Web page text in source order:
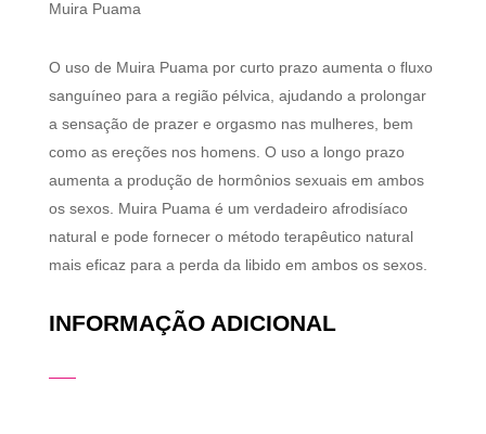
Muira Puama
O uso de Muira Puama por curto prazo aumenta o fluxo
sanguíneo para a região pélvica, ajudando a prolongar
a sensação de prazer e orgasmo nas mulheres, bem
como as ereções nos homens. O uso a longo prazo
aumenta a produção de hormônios sexuais em ambos
os sexos. Muira Puama é um verdadeiro afrodisíaco
natural e pode fornecer o método terapêutico natural
mais eficaz para a perda da libido em ambos os sexos.
INFORMAÇÃO ADICIONAL